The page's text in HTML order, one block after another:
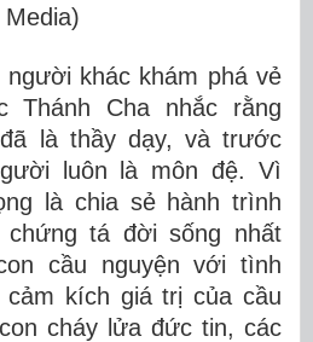
Media)
khác khám phá vẻ
Cha nhắc rằng
là thầy dạy, và trước
luôn là môn đệ. Vì
là chia sẻ hành trình
chứng tá đời sống nhất
cầu nguyện với tình
kích giá trị của cầu
cháy lửa đức tin, các